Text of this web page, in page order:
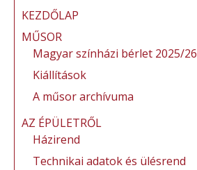
KEZDŐLAP
MŰSOR
Magyar színházi bérlet 2025/26
Kiállítások
A műsor archívuma
AZ ÉPÜLETRŐL
Házirend
Technikai adatok és ülésrend